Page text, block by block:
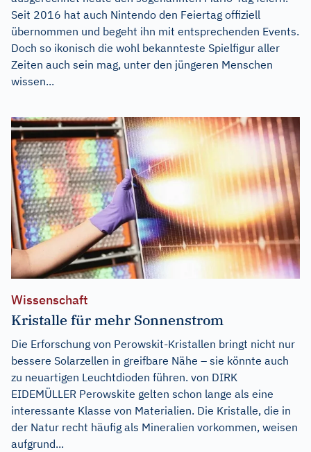
Seit 2016 hat auch Nintendo den Feiertag offiziell
übernommen und begeht ihn mit entsprechenden Events.
Doch so ikonisch die wohl bekannteste Spielfigur aller
Zeiten auch sein mag, unter den jüngeren Menschen
wissen...
Wissenschaft
Kristalle für mehr Sonnenstrom
Die Erforschung von Perowskit-Kristallen bringt nicht nur
bessere Solarzellen in greifbare Nähe – sie könnte auch
zu neuartigen Leuchtdioden führen. von DIRK
EIDEMÜLLER Perowskite gelten schon lange als eine
interessante Klasse von Materialien. Die Kristalle, die in
der Natur recht häufig als Mineralien vorkommen, weisen
aufgrund...